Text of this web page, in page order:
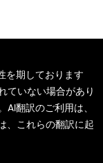
を期しております
ていない場合があり
翻訳のご利用は、
、これらの翻訳に起